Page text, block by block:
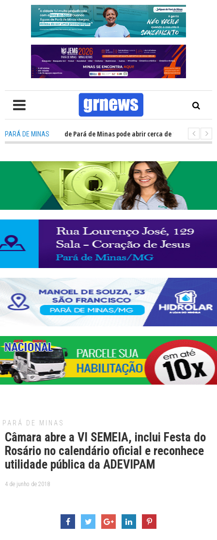
PARÁ DE MINAS
da prefeitura de Pará de Minas pode abrir cerca de 1.500 vagas; conheça
PARÁ DE MINAS
Câmara abre a VI SEMEIA, inclui Festa do
Rosário no calendário oficial e reconhece
utilidade pública da ADEVIPAM
4 de junho de 2018